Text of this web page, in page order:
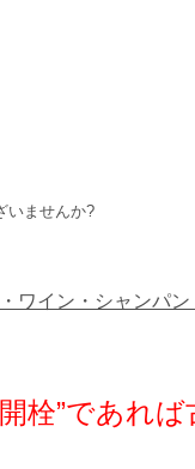
いませんか?
ワイン・シャンパ
栓”であれ